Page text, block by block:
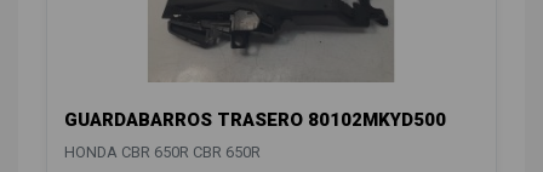
GUARDABARROS TRASERO 80102MKYD500
HONDA CBR 650R CBR 650R